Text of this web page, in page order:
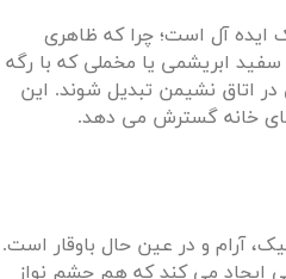
ایده آل است؛ چرا که ظاهری
ابریشمی یا مخملی که با رگه
در اتاق نشیمن تبدیل شوند. این
خانه گسترش می دهد.
آرام و در عین حال باوقار است.
ایجاد می کند که هم چشم نواز